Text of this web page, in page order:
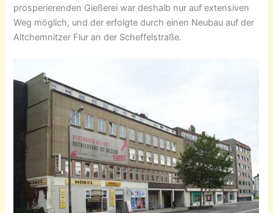
prosperierenden Gießerei war deshalb nur auf extensiven
Weg möglich, und der erfolgte durch einen Neubau auf der
Altchemnitzer Flur an der Scheffelstraße.